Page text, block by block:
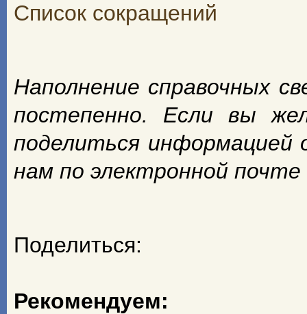
Список сокращений
Наполнение справочных
постепенно. Если вы
поделиться информацией
нам по электронной почте
Поделиться:
Рекомендуем: